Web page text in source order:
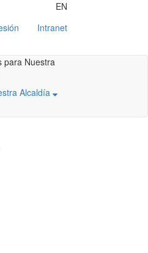
EN
Intranet
Alcaldía